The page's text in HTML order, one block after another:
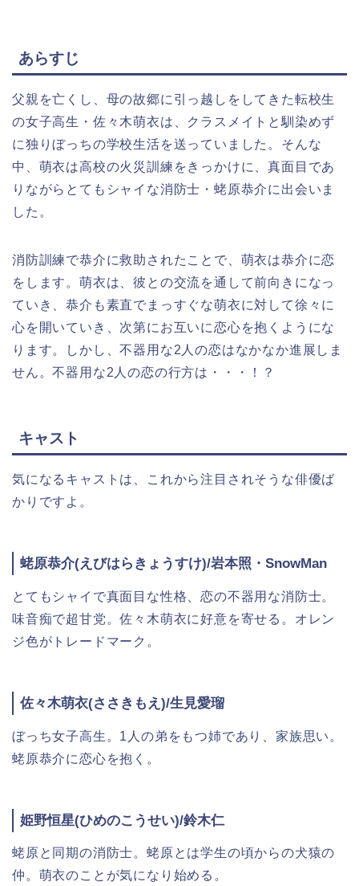
あらすじ
父親を亡くし、母の故郷に引っ越しをしてきた転校生
の女子高生・佐々木萌衣は、クラスメイトと馴染めず
に独りぼっちの学校生活を送っていました。そんな
中、萌衣は高校の火災訓練をきっかけに、真面目であ
りながらとてもシャイな消防士・蛯原恭介に出会いま
した。
消防訓練で恭介に救助されたことで、萌衣は恭介に恋
をします。萌衣は、彼との交流を通して前向きになっ
ていき、恭介も素直でまっすぐな萌衣に対して徐々に
心を開いていき、次第にお互いに恋心を抱くようにな
ります。しかし、不器用な2人の恋はなかなか進展しま
せん。不器用な2人の恋の行方は・・・！？
キャスト
気になるキャストは、これから注目されそうな俳優ば
かりですよ。
蛯原恭介(えびはらきょうすけ)/岩本照・SnowMan
とてもシャイで真面目な性格、恋の不器用な消防士。
味音痴で超甘党。佐々木萌衣に好意を寄せる。オレン
ジ色がトレードマーク。
佐々木萌衣(ささきもえ)/生見愛瑠
ぼっち女子高生。1人の弟をもつ姉であり、家族思い。
蛯原恭介に恋心を抱く。
姫野恒星(ひめのこうせい)/鈴木仁
蛯原と同期の消防士。蛯原とは学生の頃からの犬猿の
仲。萌衣のことが気になり始める。